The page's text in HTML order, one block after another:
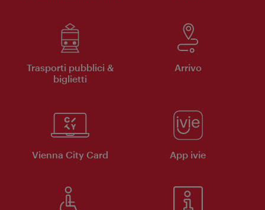
Trasporti pubblici &
biglietti
Arrivo
Vienna City Card App ivie